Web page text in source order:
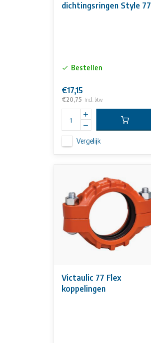
dichtingsringen Style 77
Bestellen
€17,15
€20,75 Incl. btw
Vergelijk
Victaulic 77 Flex
koppelingen